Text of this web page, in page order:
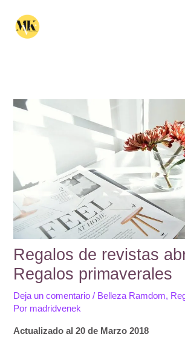
contenido
Regalos de revistas
Regalos primaverales
Deja un comentario / Belleza Ramdom,
Por madridvenek
Actualizado al 20 de Marzo 2018